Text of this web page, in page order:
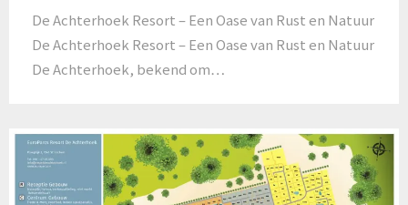
De Achterhoek Resort – Een Oase van Rust en Natuur
De Achterhoek Resort – Een Oase van Rust en Natuur
De Achterhoek, bekend om…